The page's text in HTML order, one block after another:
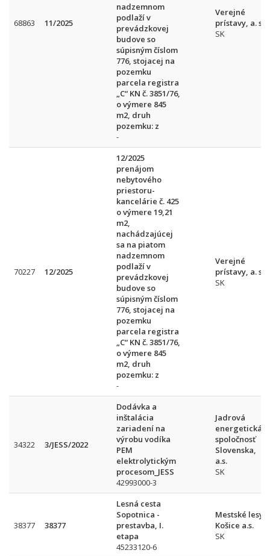
68863 11/2025
nadzemnom
podlaží v
prevádzkovej
budove so
súpisným číslom
776, stojacej na
pozemku
parcela registra
„C“ KN č. 3851/76,
o výmere 845
m2, druh
pozemku: z
-
Verejné
prístavy, a. s.
SK
70227 12/2025
12/2025
prenájom
nebytového
priestoru-
kancelárie č. 425
o výmere 19,21
m2,
nachádzajúcej
sa na piatom
nadzemnom
podlaží v
prevádzkovej
budove so
súpisným číslom
776, stojacej na
pozemku
parcela registra
„C“ KN č. 3851/76,
o výmere 845
m2, druh
pozemku: z
-
Verejné
prístavy, a. s.
SK
34322 3/JESS/2022
Dodávka a
inštalácia
zariadení na
výrobu vodíka
PEM
elektrolytickým
procesom_JESS
42993000-3
Jadrová
energetická
spoločnosť
Slovenska,
a.s.
SK
38377 38377
Lesná cesta
Sopotnica -
prestavba, I.
etapa
45233120-6
Mestské lesy
Košice a.s.
SK